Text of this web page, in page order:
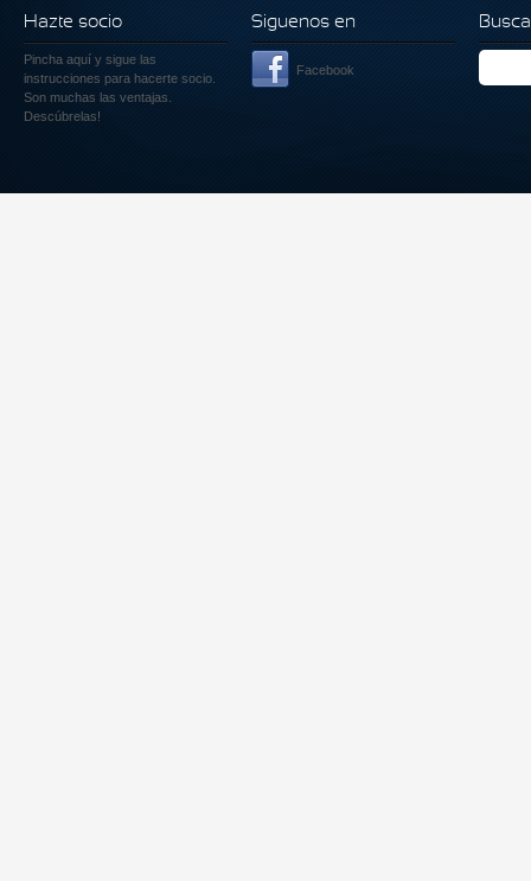
Hazte socio
Pincha aquí y sigue las
instrucciones para hacerte socio.
Son muchas las ventajas.
Descúbrelas!
Siguenos en
Facebook